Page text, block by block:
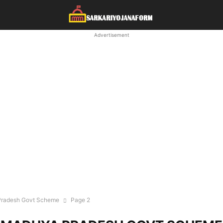
Advertisement
Govt Scheme Page 2